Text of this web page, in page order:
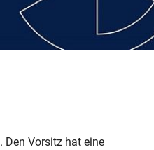
. Den Vorsitz hat eine